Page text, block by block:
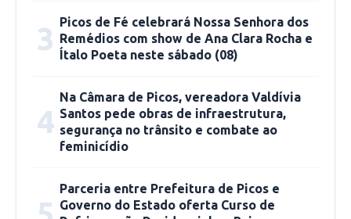
sobremesas como brigadeiros, sorvetes
caseiros, cachorro quente de forno, entre
outros.
Aline conta que prepara todos os dias opções
de comidas diferentes, assim, em cada dia é
feito um prato diferente, ou novo, muitas
cria, mas também aceita sugestões dos clientes.
3 Picos de Fé celebrará Nossa Senhora dos
Remédios com show de Ana Clara Rocha e
Ítalo Poeta neste sábado (08)
4
Na Câmara de Picos, vereadora Valdívia
Santos pede obras de infraestrutura,
segurança no trânsito e combate ao
feminicídio
Parceria entre Prefeitura de Picos e
Governo do Estado oferta Curso de